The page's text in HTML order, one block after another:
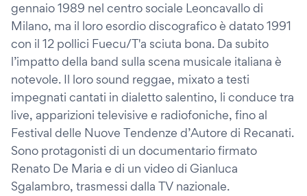
gennaio 1989 nel centro sociale Leoncavallo di
Milano, ma il loro esordio discografico è datato 1991
con il 12 pollici Fuecu/T'a sciuta bona. Da subito
l’impatto della band sulla scena musicale italiana è
notevole. Il loro sound reggae, mixato a testi
impegnati cantati in dialetto salentino, li conduce tra
live, apparizioni televisive e radiofoniche, fino al
Festival delle Nuove Tendenze d’Autore di Recanati.
Sono protagonisti di un documentario firmato
Renato De Maria e di un video di Gianluca
Sgalambro, trasmessi dalla TV nazionale.